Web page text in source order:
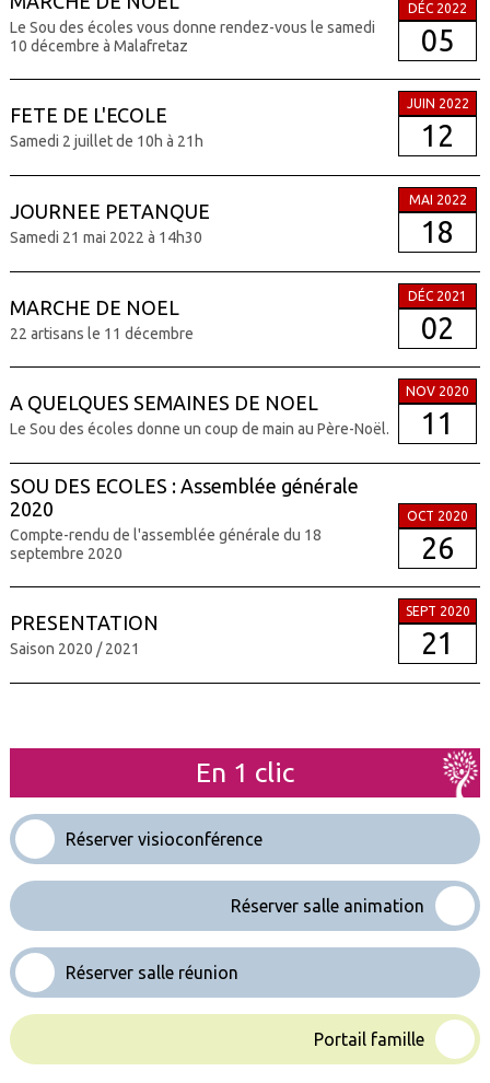
Le Sou des écoles vous donne rendez-vous le samedi
10 décembre à Malafretaz
DÉC 2022
05
FETE DE L'ECOLE
Samedi 2 juillet de 10h à 21h
JUIN 2022
12
JOURNEE PETANQUE
Samedi 21 mai 2022 à 14h30
MAI 2022
18
MARCHE DE NOEL
22 artisans le 11 décembre
DÉC 2021
02
A QUELQUES SEMAINES DE NOEL
Le Sou des écoles donne un coup de main au Père-Noël.
NOV 2020
11
SOU DES ECOLES : Assemblée générale
2020
Compte-rendu de l'assemblée générale du 18
septembre 2020
OCT 2020
26
PRESENTATION
Saison 2020 / 2021
SEPT 2020
21
En 1 clic
Réserver visioconférence
Réserver salle animation
Réserver salle réunion
Portail famille